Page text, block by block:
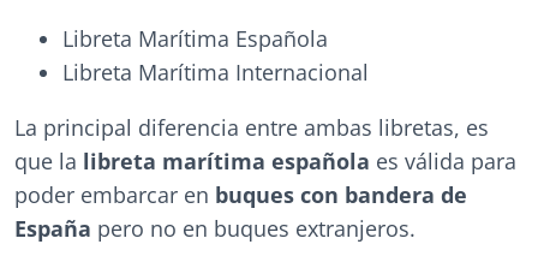
Libreta Marítima Española
Libreta Marítima Internacional
La principal diferencia entre ambas libretas, es
que la libreta marítima española es válida para
poder embarcar en buques con bandera de
España pero no en buques extranjeros.